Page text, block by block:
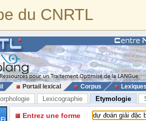
du CNRTL
Portail lexical Corpus
Lexicographie Etymologie
Entrez une forme